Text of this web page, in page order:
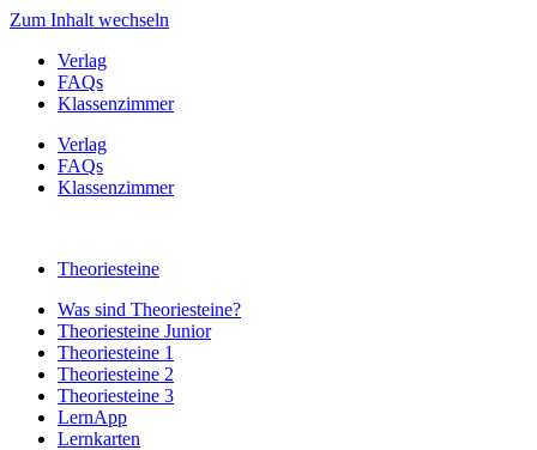
Zum Inhalt wechseln
Verlag
FAQs
Klassenzimmer
Verlag
FAQs
Klassenzimmer
Theoriesteine
Was sind Theoriesteine?
Theoriesteine Junior
Theoriesteine 1
Theoriesteine 2
Theoriesteine 3
LernApp
Lernkarten